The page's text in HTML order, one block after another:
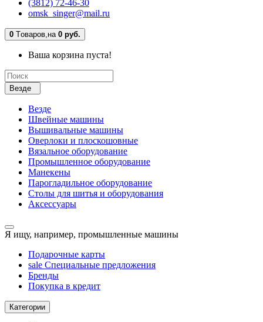
(3812) 72-46-30
omsk_singer@mail.ru
0 Tоваров,на 0 руб.
Ваша корзина пуста!
Везде
Везде
Швейные машины
Вышивальные машины
Оверлоки и плоскошовные
Вязальное оборудование
Промышленное оборудование
Манекены
Парогладильное оборудование
Столы для шитья и оборудования
Аксессуары
Я ищу, например, промышленные машины
Подарочные карты
sale Специальные предложения
Бренды
Покупка в кредит
Категории